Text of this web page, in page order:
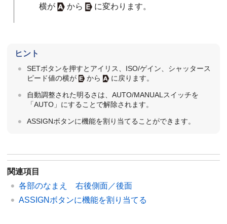
横が
から に変わります。
ヒント
SETボタンを押すとアイリス、ISO/ゲイン、シャッタース
ピード値の横が
から に戻ります。
自動調整された明るさは、AUTO/MANUALスイッチを
「AUTO」にすることで解除されます。
ASSIGNボタンに機能を割り当てることができます。
関連項目
各部のなまえ 右後側面／後面
ASSIGNボタンに機能を割り当てる